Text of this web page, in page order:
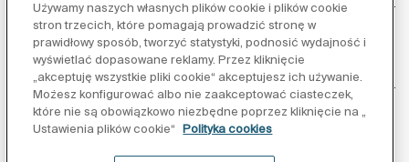
Dostawcy
Obserwuj nas:
Używamy naszych własnych plików cookie i plików cookie
stron trzecich, które pomagają prowadzić stronę w
prawidłowy sposób, tworzyć statystyki, podnosić wydajność i
wyświetlać dopasowane reklamy. Przez kliknięcie
„akceptuję wszystkie pliki cookie“ akceptujesz ich używanie.
Możesz konfigurować albo nie zaakceptować ciasteczek,
które nie są obowiązkowo niezbędne poprzez kliknięcie na „
Ustawienia plików cookie“
Polityka cookies